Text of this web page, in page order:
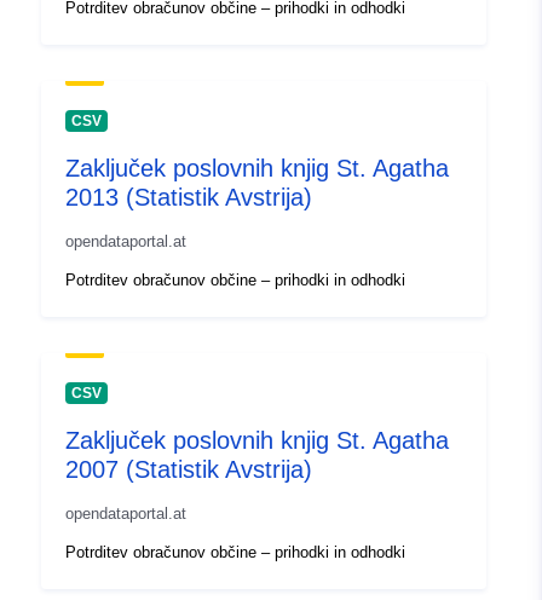
Potrditev obračunov občine – prihodki in odhodki
CSV
Zaključek poslovnih knjig St. Agatha
2013 (Statistik Avstrija)
opendataportal.at
Potrditev obračunov občine – prihodki in odhodki
CSV
Zaključek poslovnih knjig St. Agatha
2007 (Statistik Avstrija)
opendataportal.at
Potrditev obračunov občine – prihodki in odhodki